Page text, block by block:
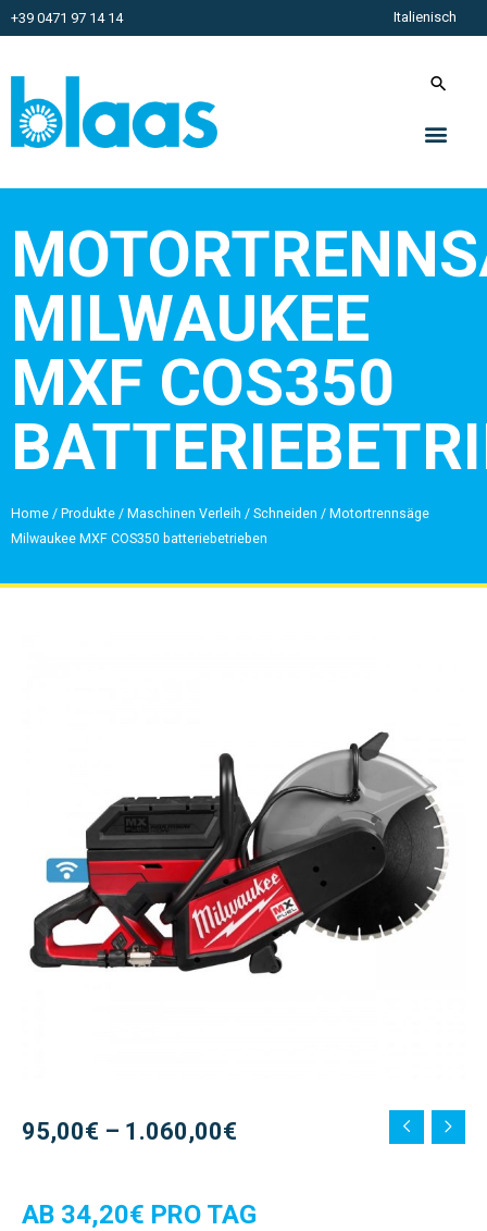
+39 0471 97 14 14 Italienisch
MILWAUKEE
MXF COS350
Home / Produkte / Maschinen Verleih / Schneiden / Motortrennsäge
Milwaukee MXF COS350 batteriebetrieben
95,00€ – 1.060,00€
AB 34,20€ PRO TAG